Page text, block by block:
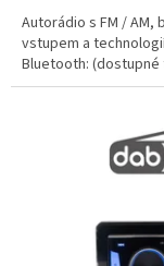
Autorádio s FM / AM,
vstupem a
Bluetooth: (dostupné